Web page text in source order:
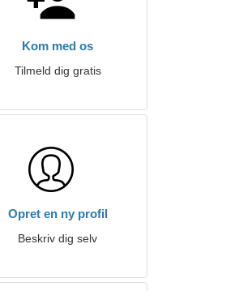
Kom med os
Tilmeld dig gratis
Opret en ny profil
Beskriv dig selv